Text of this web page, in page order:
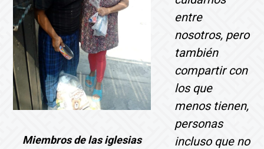
Miembros de las iglesias
entre
nosotros, pero
también
compartir con
los que
menos tienen,
personas
incluso que no